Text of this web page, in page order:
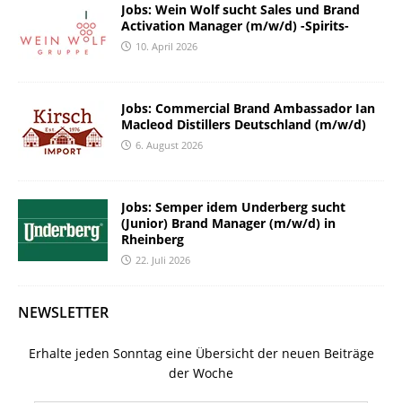
Jobs: Wein Wolf sucht Sales und Brand
Activation Manager (m/w/d) -Spirits-
10. April 2026
Jobs: Commercial Brand Ambassador Ian
Macleod Distillers Deutschland (m/w/d)
6. August 2026
Jobs: Semper idem Underberg sucht
(Junior) Brand Manager (m/w/d) in
Rheinberg
22. Juli 2026
NEWSLETTER
Erhalte jeden Sonntag eine Übersicht der neuen Beiträge
der Woche